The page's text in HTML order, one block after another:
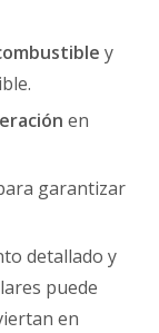
y
en
garantizar
detallado y
puede
en